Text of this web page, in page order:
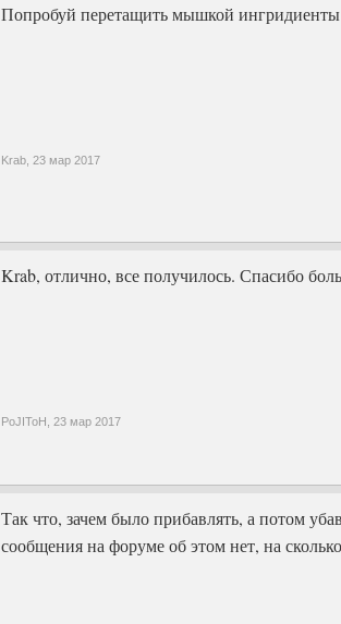
Попробуй перетащить мышкой ингридиенты
Krab, 23 мар 2017
Krab, отлично, все получилось. Спасибо
PoJIToH, 23 мар 2017
Так что, зачем было прибавлять, а потом
сообщения на форуме об этом нет, на